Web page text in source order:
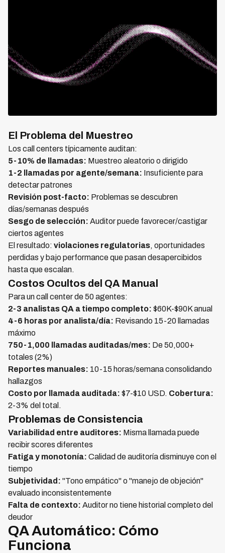
El Problema del Muestreo
Los call centers típicamente auditan:
5-10% de llamadas: Muestreo aleatorio o dirigido
1-2 llamadas por agente/semana: Insuficiente para
detectar patrones
Revisión post-facto: Problemas se descubren
días/semanas después
Sesgo de selección: Auditor puede favorecer/castigar
ciertos agentes
El resultado: violaciones regulatorias, oportunidades
perdidas y bajo performance que pasan desapercibidos
hasta que escalan.
Costos Ocultos del QA Manual
Para un call center de 50 agentes:
2-3 analistas QA a tiempo completo: $60K-$90K anual
4-6 horas por analista/día: Revisando 15-20 llamadas
máximo
750-1,000 llamadas auditadas/mes: De 50,000+
totales (2%)
Reportes manuales: 10-15 horas/semana consolidando
hallazgos
Costo por llamada auditada: $7-$10 USD. Cobertura:
2-3% del total.
Problemas de Consistencia
Variabilidad entre auditores: Misma llamada puede
recibir scores diferentes
Fatiga y monotonía: Calidad de auditoría disminuye con el
tiempo
Subjetividad: "Tono empático" o "manejo de objeción"
evaluado inconsistentemente
Falta de contexto: Auditor no tiene historial completo del
deudor
QA Automático: Cómo
Funciona